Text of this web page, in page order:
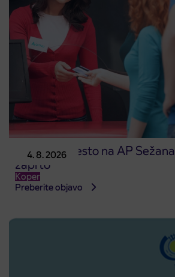
4. 8. 2026
Prodajno mesto na AP
zaprto
Koper
Preberite objavo